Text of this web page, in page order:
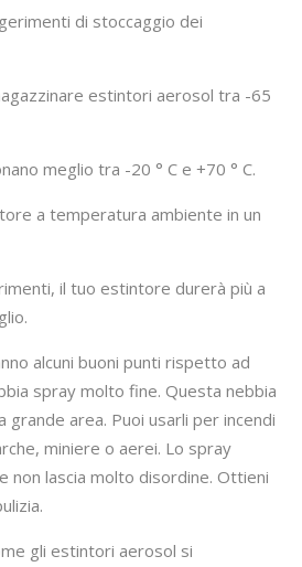
di stoccaggio dei
estintori aerosol tra -65
meglio tra -20 ° C e +70 ° C.
a temperatura ambiente in un
il tuo estintore durerà più a
alcuni buoni punti rispetto ad
spray molto fine. Questa nebbia
grande area. Puoi usarli per incendi
miniere o aerei. Lo spray
non lascia molto disordine. Ottieni
gli estintori aerosol si